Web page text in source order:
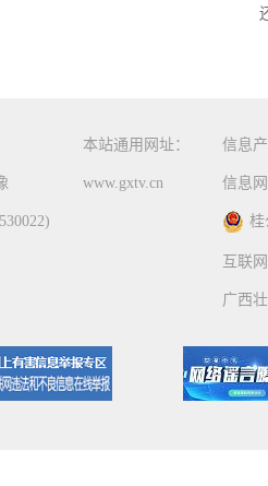
本站通用网址：
www.gxtv.cn
信息
信息
桂
互联
广西